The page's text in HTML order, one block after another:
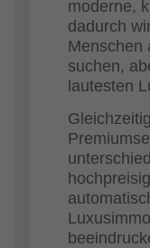
moderne,
dadurch
Menschen
suchen,
lautesten